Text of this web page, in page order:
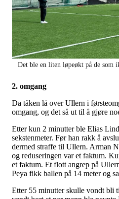
Det ble en liten løpeøkt på de som
2. omgang
Da tåken lå over Ullern i
omgang, og det så ut til å gjøre
Etter kun 2 minutter ble Elias
sekstenmeter. Før han rakk å
dermed straffe til Ullern. Arman
og reduseringen var et faktum.
et faktum. Et flott angrep på
Peya fikk ballen på 14 meter og
Etter 55 minutter skulle vondt bli